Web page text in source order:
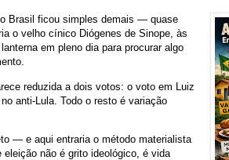
Brasil ficou simples demais — quase
o velho cínico Diógenes de Sinope, às
em pleno dia para procurar algo
reduzida a dois votos: o voto em Luiz
anti-Lula. Todo o resto é variação
— e aqui entraria o método materialista
não é grito ideológico, é vida